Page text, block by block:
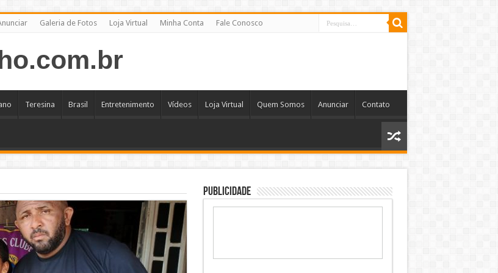
Galeria de Fotos Loja Virtual Minha Conta Fale Conosco
Teresina Brasil Entretenimento Vídeos Loja Virtual Quem Somos Anunciar Contato
Publicidade